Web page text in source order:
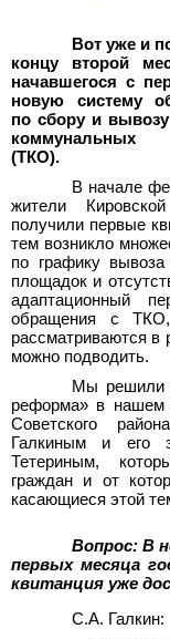
Вот уже и
концу второй
начавшегося с
новую систему
по сбору и
коммунальных
(ТКО).
В начале
жители
получили первые
тем возникло
по графику
площадок и
адаптационный
обращения с
рассматриваются в
можно подводить.
Мы решили
реформа» в нашем
Советского
Галкиным и его
Тетериным,
граждан и от
касающиеся этой
Вопрос: В
первых месяца
квитанция уже
С.А. Галкин: